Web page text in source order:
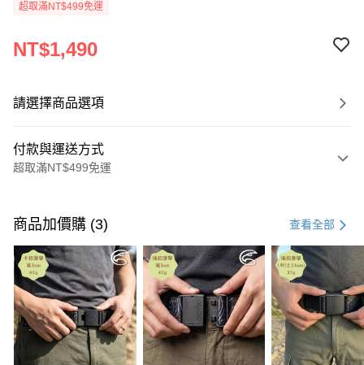
超取滿NT$499免運
NT$1,490
請選擇商品選項
付款與運送方式
超取滿NT$499免運
信用卡一次付款
超商取貨付款
LINE Pay
Apple Pay
街口支付
商品加價購 (3) 查看全部